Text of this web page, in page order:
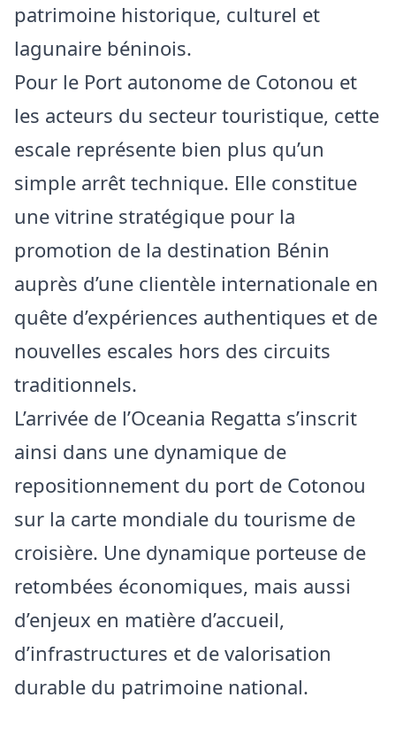
patrimoine historique, culturel et
lagunaire béninois.
Pour le Port autonome de Cotonou et
les acteurs du secteur touristique, cette
escale représente bien plus qu’un
simple arrêt technique. Elle constitue
une vitrine stratégique pour la
promotion de la destination Bénin
auprès d’une clientèle internationale en
quête d’expériences authentiques et de
nouvelles escales hors des circuits
traditionnels.
L’arrivée de l’Oceania Regatta s’inscrit
ainsi dans une dynamique de
repositionnement du port de Cotonou
sur la carte mondiale du tourisme de
croisière. Une dynamique porteuse de
retombées économiques, mais aussi
d’enjeux en matière d’accueil,
d’infrastructures et de valorisation
durable du patrimoine national.